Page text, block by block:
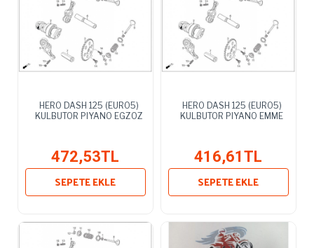
HERO DASH 125 (EURO5)
KULBUTOR PIYANO EGZOZ
472,53TL
SEPETE EKLE
HERO DASH 125 (EURO5)
KULBUTOR PIYANO EMME
416,61TL
SEPETE EKLE